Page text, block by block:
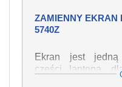
ZAMIENNY EKRAN
5740Z
Ekran jest
części laptopa,
żeby był jak